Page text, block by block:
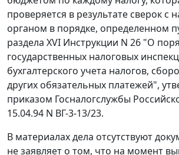
проверяется в результате сверок с
органом в порядке, определенном
раздела XVI Инструкции N 26 "О
государственных налоговых
бухгалтерского учета налогов,
других обязательных платежей",
приказом Госналогслужбы
15.04.94 N ВГ-3-13/23.
В материалах дела отсутствуют
не заявляет о том, что на момент